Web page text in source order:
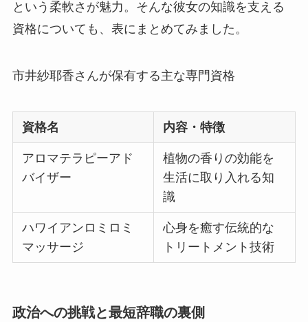
という柔軟さが魅力。そんな彼女の知識を支える
資格についても、表にまとめてみました。
市井紗耶香さんが保有する主な専門資格
資格名 内容・特徴
アロマテラピーアド
バイザー
植物の香りの効能を
生活に取り入れる知
識
ハワイアンロミロミ
マッサージ
心身を癒す伝統的な
トリートメント技術
政治への挑戦と最短辞職の裏側